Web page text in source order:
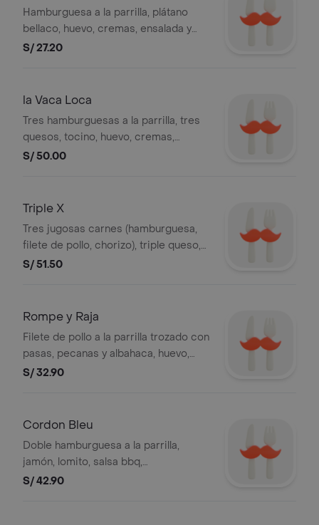
Hamburguesa a la parrilla, plátano
bellaco, huevo, cremas, ensalada y
papas al hilo.
S/ 27.20
la Vaca Loca
Tres hamburguesas a la parrilla, tres
quesos, tocino, huevo, cremas,
ensalada y papas al hilo.
S/ 50.00
Triple X
Tres jugosas carnes (hamburguesa,
filete de pollo, chorizo), triple queso,
tocino, huevo, cremas, ensalada y
S/ 51.50
Rompe y Raja
Filete de pollo a la parrilla trozado con
pasas, pecanas y albahaca, huevo,
cremas, ensalada y papas al hilo.
S/ 32.90
Cordon Bleu
Doble hamburguesa a la parrilla,
jamón, lomito, salsa bbq,
champiñones, huevo, cremas,
S/ 42.90